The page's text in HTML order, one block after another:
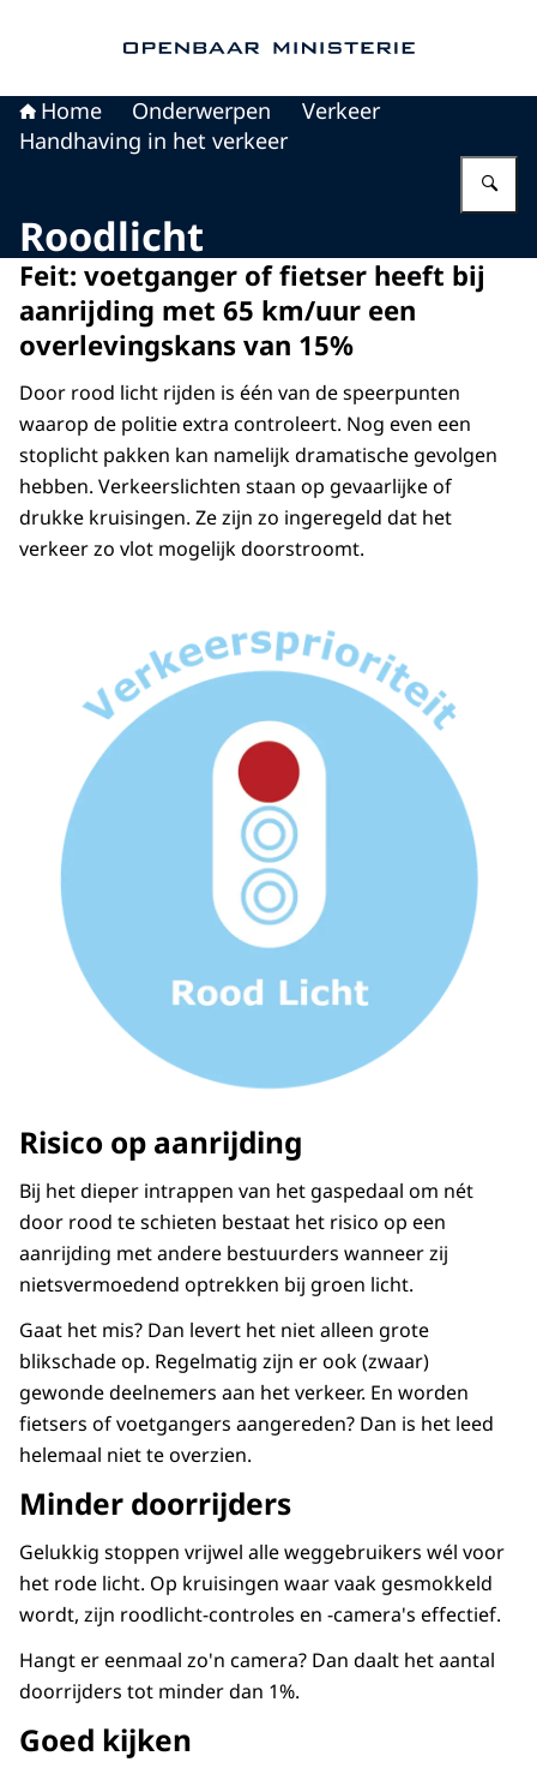
Home Onderwerpen
Verkeer
Handhaving in het verkeer
Roodlicht
Feit: voetganger of fietser heeft bij
aanrijding met 65 km/uur een
overlevingskans van 15%
Door rood licht rijden is één van de speerpunten
waarop de politie extra controleert. Nog even een
stoplicht pakken kan namelijk dramatische gevolgen
hebben. Verkeerslichten staan op gevaarlijke of
drukke kruisingen. Ze zijn zo ingeregeld dat het
verkeer zo vlot mogelijk doorstroomt.
Risico op aanrijding
Bij het dieper intrappen van het gaspedaal om nét
door rood te schieten bestaat het risico op een
aanrijding met andere bestuurders wanneer zij
nietsvermoedend optrekken bij groen licht.
Gaat het mis? Dan levert het niet alleen grote
blikschade op. Regelmatig zijn er ook (zwaar)
gewonde deelnemers aan het verkeer. En worden
fietsers of voetgangers aangereden? Dan is het leed
helemaal niet te overzien.
Minder doorrijders
Gelukkig stoppen vrijwel alle weggebruikers wél voor
het rode licht. Op kruisingen waar vaak gesmokkeld
wordt, zijn roodlicht-controles en -camera's effectief.
Hangt er eenmaal zo'n camera? Dan daalt het aantal
doorrijders tot minder dan 1%.
Goed kijken